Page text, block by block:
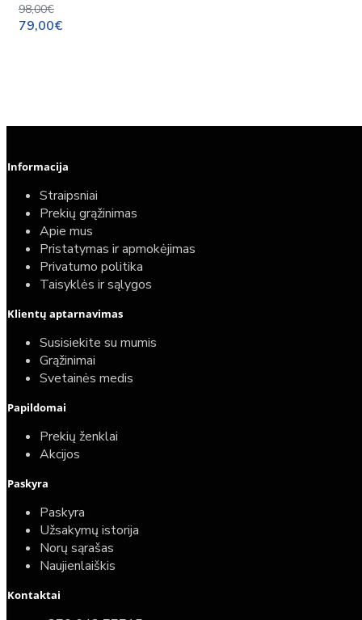
98,00€
79,00€
Elektrinio gyvatuko paruošimo paslauga
40,00€
25,00€
Informacija
Straipsniai
Prekių grąžinimas
Apie mus
Pristatymas ir apmokėjimas
Privatumo politika
Taisyklės ir sąlygos
Klientų aptarnavimas
Susisiekite su mumis
Grąžinimai
Svetainės medis
Papildomai
Prekių ženklai
Akcijos
Paskyra
Paskyra
Užsakymų istorija
Norų sąrašas
Naujienlaiškis
Kontaktai